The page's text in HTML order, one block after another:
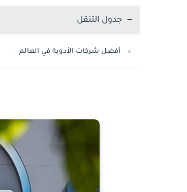
جدول التنقل
أفضل شركات الأدوية في العالم